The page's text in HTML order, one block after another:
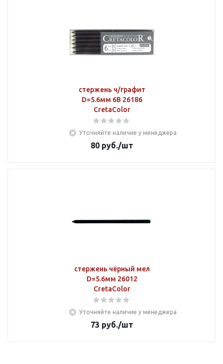
стержень ч/графит
D=5.6мм 6B 26186
CretaColor
Уточняйте наличие у менеджера
80руб./шт
стержень чёрный мел
D=5.6мм 26012
CretaColor
Уточняйте наличие у менеджера
73 руб./шт